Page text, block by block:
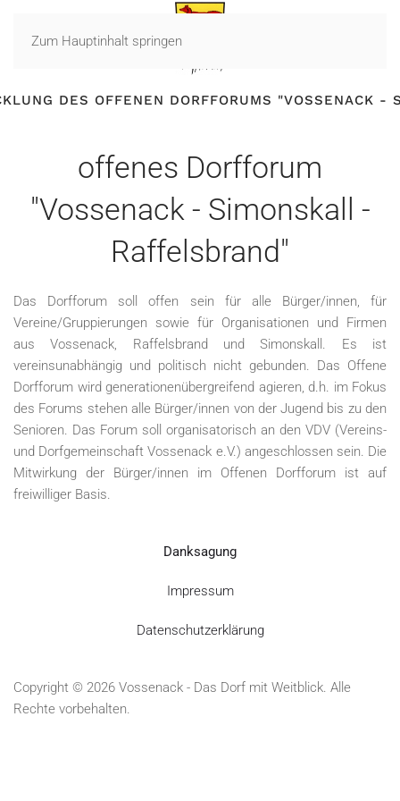
Zum Hauptinhalt springen
DES OFFENEN DORFFORUMS "VOSSENACK -
offenes Dorfforum
"Vossenack - Simonskall -
Raffelsbrand"
Das Dorfforum soll offen sein für alle Bürger/innen, für
Vereine/Gruppierungen sowie für Organisationen und Firmen
aus Vossenack, Raffelsbrand und Simonskall. Es ist
vereinsunabhängig und politisch nicht gebunden. Das Offene
Dorfforum wird generationenübergreifend agieren, d.h. im Fokus
des Forums stehen alle Bürger/innen von der Jugend bis zu den
Senioren. Das Forum soll organisatorisch an den VDV (Vereins-
und Dorfgemeinschaft Vossenack e.V.) angeschlossen sein. Die
Mitwirkung der Bürger/innen im Offenen Dorfforum ist auf
freiwilliger Basis.
Danksagung
Impressum
Datenschutzerklärung
Copyright © 2026 Vossenack - Das Dorf mit Weitblick. Alle
Rechte vorbehalten.